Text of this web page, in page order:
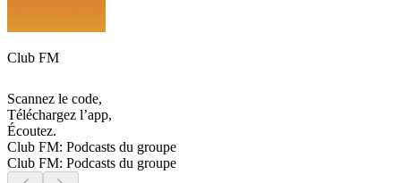
Club FM
Scannez le code,
Téléchargez l’app,
Écoutez.
Club FM: Podcasts du groupe
Club FM: Podcasts du groupe